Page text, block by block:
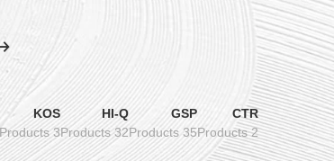
CTR
2 Products
GSP
35 Products
HI-Q
32 Products
KOS
3 Products